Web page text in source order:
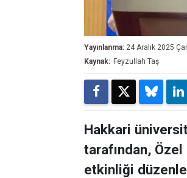
Yayınlanma: 24 Aralık 2025
Kaynak: Feyzullah Taş
Hakkari
tarafından,
etkinliği